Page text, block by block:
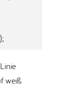
);
weiß